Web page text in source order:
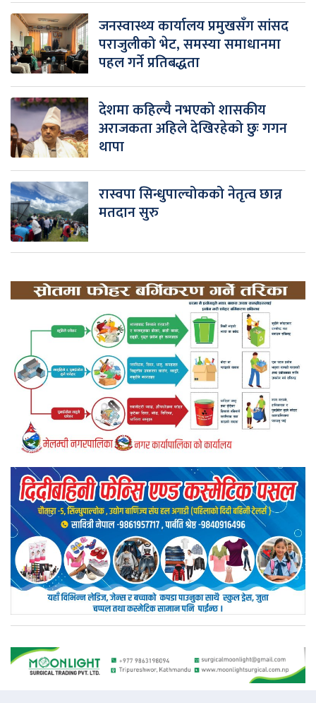
जनस्वास्थ्य कार्यालय प्रमुखसँग सांसद
पराजुलीको भेट, समस्या समाधानमा
पहल गर्ने प्रतिबद्धता
देशमा कहिल्यै नभएको शासकीय
अराजकता अहिले देखिरहेको छुः गगन
थापा
रास्वपा सिन्धुपाल्चोकको नेतृत्व छान्न
मतदान सुरु